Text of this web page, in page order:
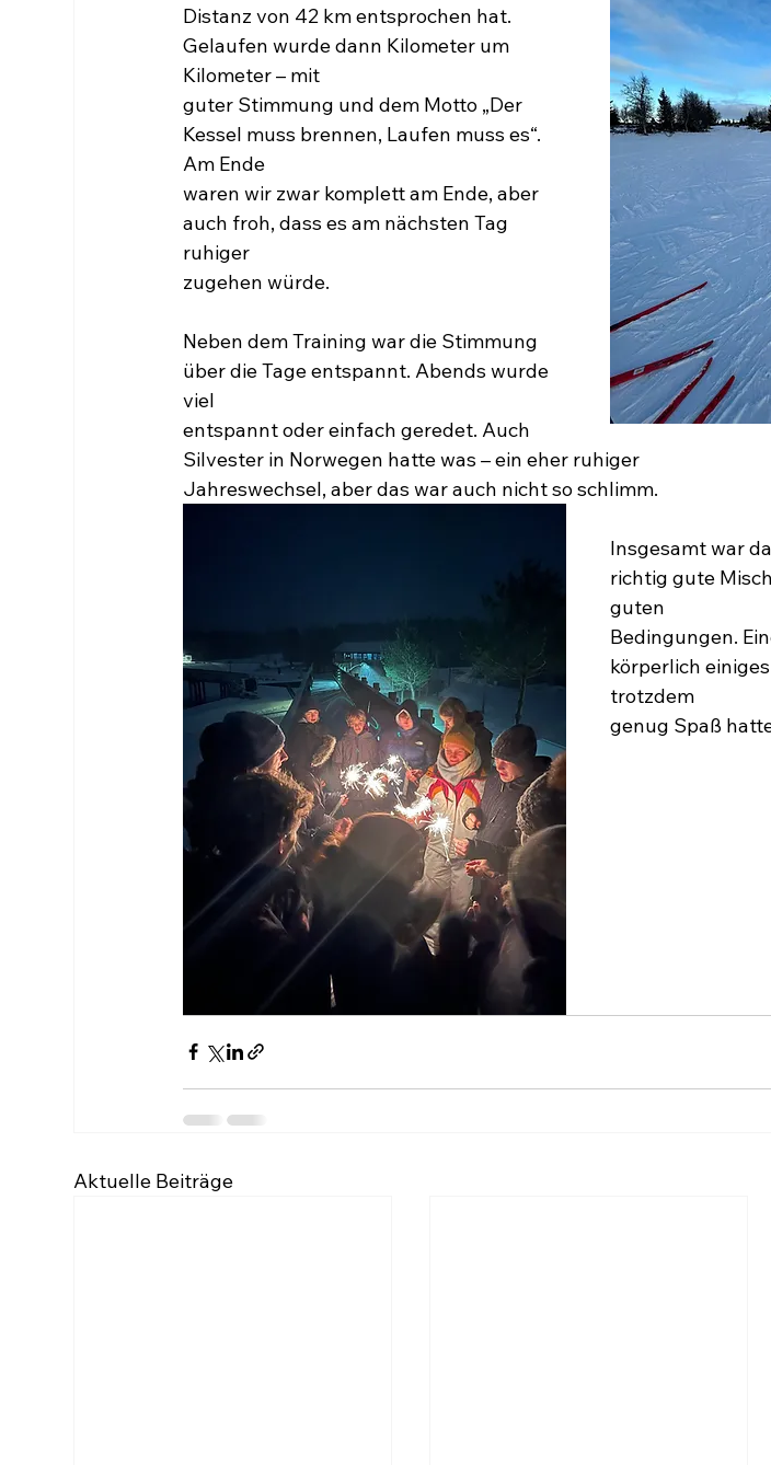
Distanz von 42 km entsprochen hat.
Gelaufen wurde dann Kilometer um
Kilometer – mit
guter Stimmung und dem Motto „Der
Kessel muss brennen, Laufen muss es“.
Am Ende
waren wir zwar komplett am Ende, aber
auch froh, dass es am nächsten Tag
ruhiger
zugehen würde.
Neben dem Training war die Stimmung
über die Tage entspannt. Abends wurde
viel
entspannt oder einfach geredet. Auch
Silvester in Norwegen hatte was – ein eher ruhiger
Jahreswechsel, aber das war auch nicht so schlimm.
Insgesamt war
richtig gute
guten
Bedingungen.
körperlich
trotzdem
genug Spaß
Aktuelle Beiträge